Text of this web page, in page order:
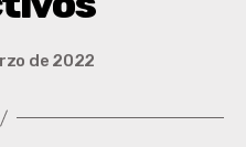
de 2022